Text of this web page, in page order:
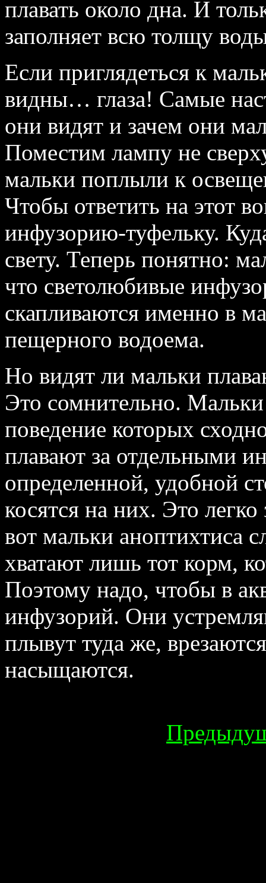
плавать около дна. И
заполняет всю толщу
Если приглядеться к
видны… глаза! Самые
они видят и зачем они
Поместим лампу не
мальки поплыли к
Чтобы ответить на этот
инфузорию‑туфельку.
свету. Теперь понятно:
что светолюбивые
скапливаются именно в
пещерного водоема.
Но видят ли мальки
Это сомнительно.
поведение которых
плавают за отдельными
определенной, удобной
косятся на них. Это
вот мальки аноптихтиса
хватают лишь тот корм,
Поэтому надо, чтобы в
инфузорий. Они
плывут туда же,
насыщаются.